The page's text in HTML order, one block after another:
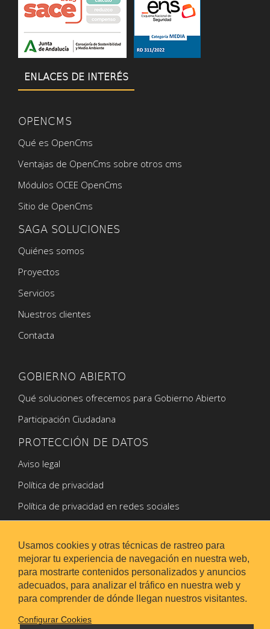
Usamos cookies y otras técnicas de rastreo para
mejorar tu experiencia de navegación en nuestra web,
para mostrarte contenidos personalizados y anuncios
adecuados, para analizar el tráfico en nuestra web y
para comprender de dónde llegan nuestros visitantes.
Configurar Cookies
ENLACES DE INTERÉS
OPENCMS
Qué es OpenCms
Ventajas de OpenCms sobre otros cms
Módulos OCEE OpenCms
Sitio de OpenCms
SAGA SOLUCIONES
Quiénes somos
Proyectos
Servicios
Nuestros clientes
Contacta
GOBIERNO ABIERTO
Qué soluciones ofrecemos para Gobierno Abierto
Participación Ciudadana
PROTECCIÓN DE DATOS
Aviso legal
Política de privacidad
Política de privacidad en redes sociales